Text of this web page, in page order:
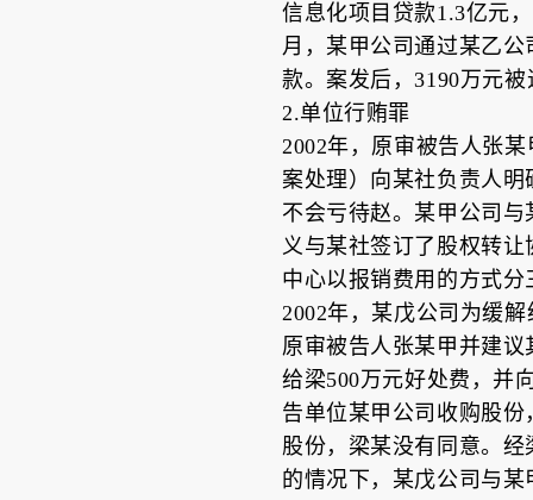
信息化项目贷款1.3亿元
月，某甲公司通过某乙
款。案发后，3190万元被
2.单位行贿罪
2002年，原审被告人张
案处理）向某社负责人
不会亏待赵。某甲公司
义与某社签订了股权转
中心以报销费用的方式
2002年，某戊公司为缓
原审被告人张某甲并建
给梁500万元好处费，并
告单位某甲公司收购股
股份，梁某没有同意。
的情况下，某戊公司与